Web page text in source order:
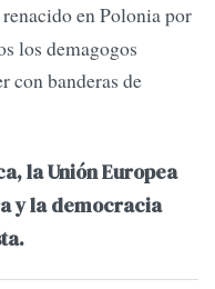
renacido en Polonia por
los demagogos
con banderas de
la Unión Europea
y la democracia